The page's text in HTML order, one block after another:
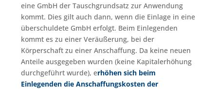
eine GmbH der Tauschgrundsatz zur Anwendung
kommt. Dies gilt auch dann, wenn die Einlage in eine
überschuldete GmbH erfolgt. Beim Einlegenden
kommt es zu einer Veräußerung, bei der
Körperschaft zu einer Anschaffung. Da keine neuen
Anteile ausgegeben wurden (keine Kapitalerhöhung
durchgeführt wurde), erhöhen sich beim
Einlegenden die Anschaffungskosten der